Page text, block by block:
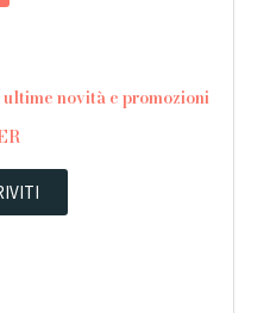
novità e promozioni